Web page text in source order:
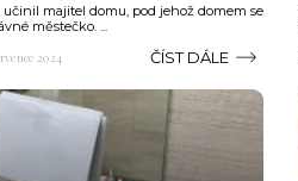
majitel domu, pod jehož domem se
městečko. ...
2024 ČÍST DÁLE